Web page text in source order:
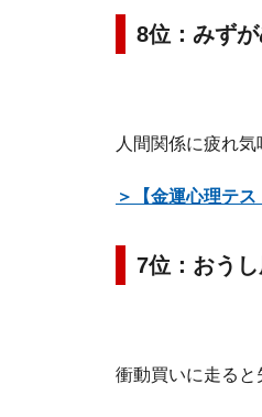
8位：みず
人間関係に疲れ気
＞【金運心理テ
7位：おう
衝動買いに走ると